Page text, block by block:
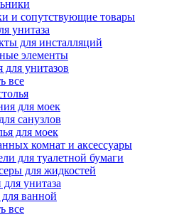
и сопутствующие товары
унитаза
для инсталляций
элементы
для унитазов
все
для моек
санузлов
для моек
комнат и аксессуары
для туалетной бумаги
для жидкостей
унитаза
для ванной
все